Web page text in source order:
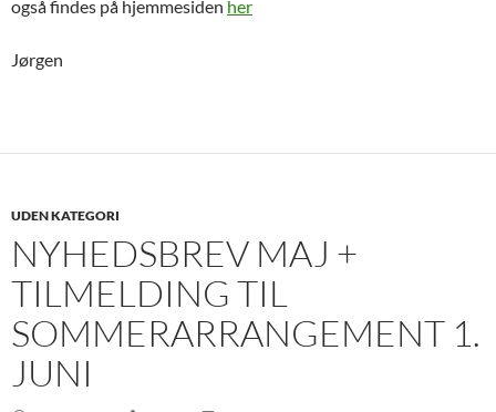
også findes på hjemmesiden her
Jørgen
UDEN KATEGORI
NYHEDSBREV MAJ +
TILMELDING TIL
SOMMERARRANGEMENT 1.
JUNI